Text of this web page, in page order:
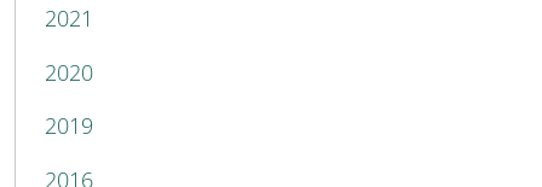
2021
2020
2019
2016